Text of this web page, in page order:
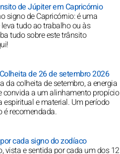
de Júpiter em Capricórnio
signo de Capricórnio: é uma
tudo ao trabalho ou às
tudo sobre este trânsito
de 26 de setembro 2026
da colheita de setembro, a energia
convida a um alinhamento propício
espiritual e material. Um período
é recomendada.
cada signo do zodíaco
vista e sentida por cada um dos 12